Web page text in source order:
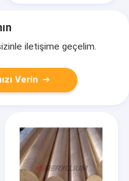
iletişime geçelim.
Verin